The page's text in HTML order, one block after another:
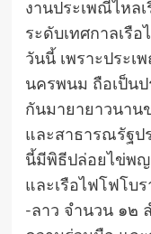
งานประเพณีไหล
ระดับเทศกาลเรื
วันนี้ เพราะประเ
นครพนม ถือเป็น
กันมายายาวนาน
และสาธารณรัฐป
นี้มีพิธีปล่อยไข่พญ
และเรือไฟโฟโบ
-ลาว จำนวน ๑๒